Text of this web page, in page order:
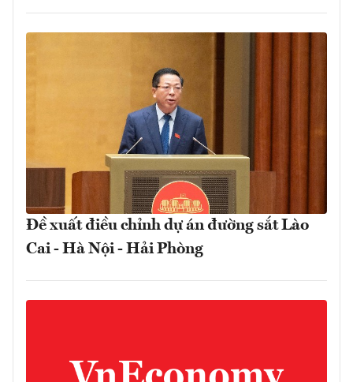
Đề xuất điều chỉnh dự án đường sắt Lào
Cai - Hà Nội - Hải Phòng